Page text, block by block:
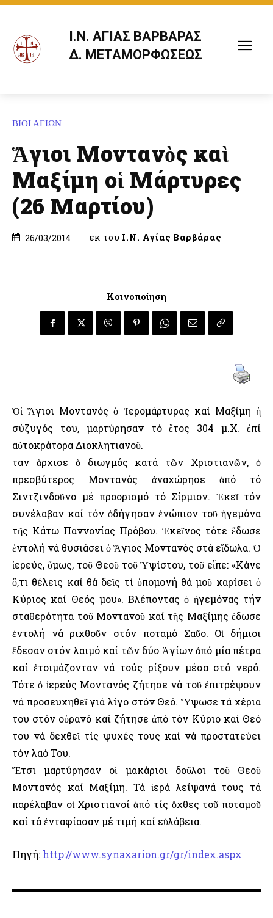
Ι.Ν. ΑΓΙΑΣ ΒΑΡΒΑΡΑΣ
Δ. ΜΕΤΑΜΟΡΦΩΣΕΩΣ
ΒΙΟΙ ΑΓΙΩΝ
Ἅγιοι Μοντανὸς καὶ
Μαξίμη οἱ Μάρτυρες
(26 Μαρτίου)
26/03/2014 εκ του Ι.Ν. Αγίας Βαρβάρας
Κοινοποίηση
Ὁἱ Ἅγιοι Μοντανός ὁ Ἱερομάρτυρας καί Μαξίμη ἡ
σύζυγός του, μαρτύρησαν τό ἔτος 304 μ.Χ. ἐπί
αὐτοκράτορα Διοκλητιανοῦ.
Ὅταν ἄρχισε ὁ διωγμός κατά τῶν Χριστιανῶν, ὁ
πρεσβύτερος Μοντανός ἀναχώρησε ἀπό τό
Σιντζινδοῦνο μέ προορισμό τό Σίρμιον. Ἐκεῖ τόν
συνέλαβαν καί τόν ὁδήγησαν ἐνώπιον τοῦ ἡγεμόνα
τῆς Κάτω Παννονίας Πρόβου. Ἐκεῖνος τότε ἔδωσε
ἐντολή νά θυσιάσει ὁ Ἅγιος Μοντανός στά εἴδωλα. Ὁ
ἱερεύς, ὅμως, τοῦ Θεοῦ τοῦ Ὑψίστου, τοῦ εἶπε: «Κάνε
ὅ,τι θέλεις καί θά δεῖς τί ὑπομονή θά μοῦ χαρίσει ὁ
Κύριος καί Θεός μου». Βλέποντας ὁ ἡγεμόνας τήν
σταθερότητα τοῦ Μοντανοῦ καί τῆς Μαξίμης ἔδωσε
ἐντολή νά ριχθοῦν στόν ποταμό Σαῦο. Οἱ δήμιοι
ἔδεσαν στόν λαιμό καί τῶν δύο Ἁγίων ἀπό μία πέτρα
καί ἑτοιμάζονταν νά τούς ρίξουν μέσα στό νερό.
Τότε ὁ ἱερεύς Μοντανός ζήτησε νά τοῦ ἐπιτρέψουν
νά προσευχηθεῖ γιά λίγο στόν Θεό. Ὕψωσε τά χέρια
του στόν οὐρανό καί ζήτησε ἀπό τόν Κύριο καί Θεό
του νά δεχθεῖ τίς ψυχές τους καί νά προστατεύει
τόν λαό Του.
Ἔτσι μαρτύρησαν οἱ μακάριοι δοῦλοι τοῦ Θεοῦ
Μοντανός καί Μαξίμη. Τά ἱερά λείψανά τους τά
παρέλαβαν οἱ Χριστιανοί ἀπό τίς ὄχθες τοῦ ποταμοῦ
καί τά ἐνταφίασαν μέ τιμή καί εὐλάβεια.
Πηγή: http://www.synaxarion.gr/gr/index.aspx